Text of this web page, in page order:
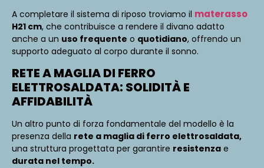
A completare il sistema di riposo troviamo il materasso
H21 cm, che contribuisce a rendere il divano adatto
anche a un uso frequente o quotidiano, offrendo un
supporto adeguato al corpo durante il sonno.
RETE A MAGLIA DI FERRO
ELETTROSALDATA: SOLIDITÀ E
AFFIDABILITÀ
Un altro punto di forza fondamentale del modello è la
presenza della rete a maglia di ferro elettrosaldata,
una struttura progettata per garantire resistenza e
durata nel tempo.